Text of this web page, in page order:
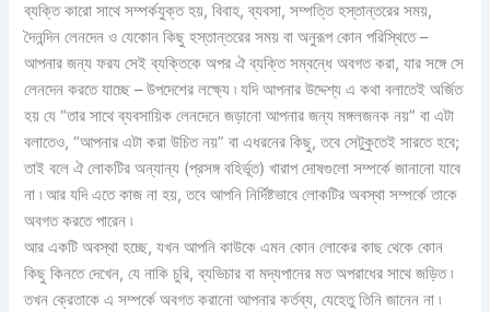
ব্যক্তি কারো সাথে সম্পর্কযুক্ত হয়, বিবাহ, ব্যবসা, সম্পত্তি হস্তান্তরের সময়,
দৈনন্দিন লেনদেন ও যেকোন কিছু হস্তান্তরের সময় বা অনুরূপ কোন পরিস্থিতে –
আপনার জন্য ফরয সেই ব্যক্তিকে অপর ঐ ব্যক্তি সম্বন্ধে অবগত করা, যার সঙ্গে সে
লেনদেন করতে যাচ্ছে – উপদেশের লক্ষ্যে ৷ যদি আপনার উদ্দেশ্য এ কথা বলাতেই অর্জিত
হয় যে “তার সাথে ব্যবসায়িক লেনদেনে জড়ানো আপনার জন্য মঙ্গলজনক নয়” বা এটা
বলাতেও, “আপনার এটা করা উচিত নয়” বা এধরনের কিছু, তবে সেটুকুতেই সারতে হবে;
তাই বলে ঐ লোকটির অন্যান্য (প্রসঙ্গ বহির্ভূত) খারাপ দোষগুলো সম্পর্কে জানানো যাবে
না ৷ আর যদি এতে কাজ না হয়, তবে আপনি নির্দিষ্টভাবে লোকটির অবস্থা সম্পর্কে তাকে
অবগত করতে পারেন ৷
আর একটি অবস্থা হচ্ছে, যখন আপনি কাউকে এমন কোন লোকের কাছ থেকে কোন
কিছু কিনতে দেখেন, যে নাকি চুরি, ব্যভিচার বা মদ্যপানের মত অপরাধের সাথে জড়িত ৷
তখন ক্রেতাকে এ সম্পর্কে অবগত করানো আপনার কর্তব্য, যেহেতু তিনি জানেন না ৷